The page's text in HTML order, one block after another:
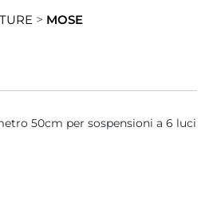
> MOSE
50cm per sospensioni a 6 luci